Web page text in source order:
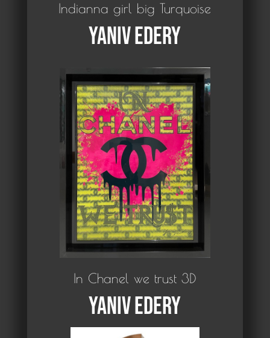
Indianna girl big Turquoise
Yaniv Edery
In Chanel we trust 3D
Yaniv Edery